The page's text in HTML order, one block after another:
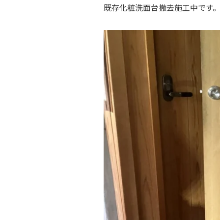
既存化粧洗面台撤去施工中です。